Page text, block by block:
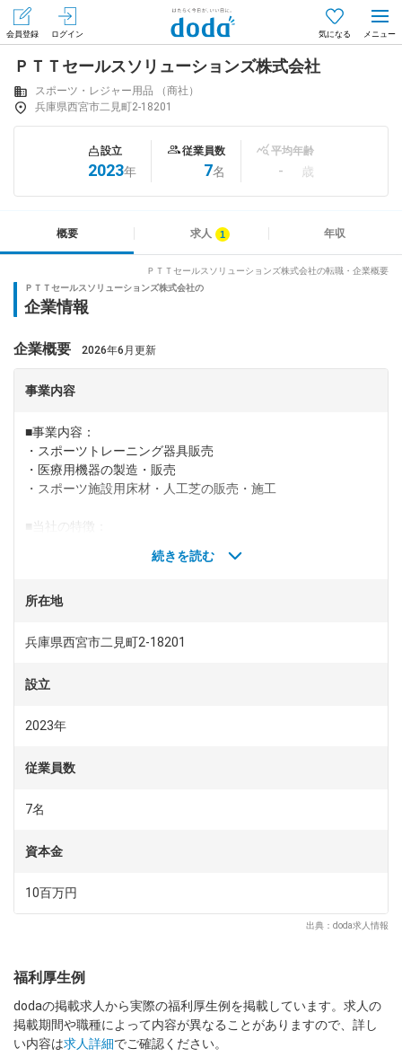
会員登録 ログイン 気になる
会員登録（無料）
はじめてdodaをご利用される方へ
求人を紹介してもらう
知りたい・聞きたい
専門サイト
dodaチャットサポート
対応時間：10:00～22:00(日曜・年末年始を除く)
自動案内は24時間365日対応
転職の「モヤモヤ」、一人で悩まず
気軽に相談してみませんか？
dodaの使い方は？
ヘルプ
ＰＴＴセールスソリューションズ株式会社
スポーツ・レジャー用品 （商社）
兵庫県西宮市二見町2-18201
設立
2023年
従業員数
7名
平均年齢
- 歳
概要 求人 年収
ＰＴＴセールスソリューションズ株式会社の転職・企業概要
ＰＴＴセールスソリューションズ株式会社の
企業情報
企業概要 2026年6月更新
事業内容
■事業内容：
・スポーツトレーニング器具販売
・医療用機器の製造・販売
・スポーツ施設用床材・人工芝の販売・施工
■当社の特徴：
ルタント/スポーツトレーニング器具販売など、スポーツを通
ロフェッショナルトレーナーズチーム”の営業部門が独立して
当社ＰＴＴセールスソリューションズ(株)は、ドイツ
の遊具周りやテーマパークに使用するEUROFLEXRR国内総代
ンやスポーツフロア材の輸入、国内販売をしております。
の販売も手掛けております。
https://pttcorp.com/
続きを読む
所在地
兵庫県西宮市二見町2-18201
設立
2023年
従業員数
7名
資本金
10百万円
出典：doda求人情報
福利厚生例
dodaの掲載求人から実際の福利厚生例を掲載しています。求人の
掲載期間や職種によって内容が異なることがありますので、詳し
い内容は求人詳細でご確認ください。